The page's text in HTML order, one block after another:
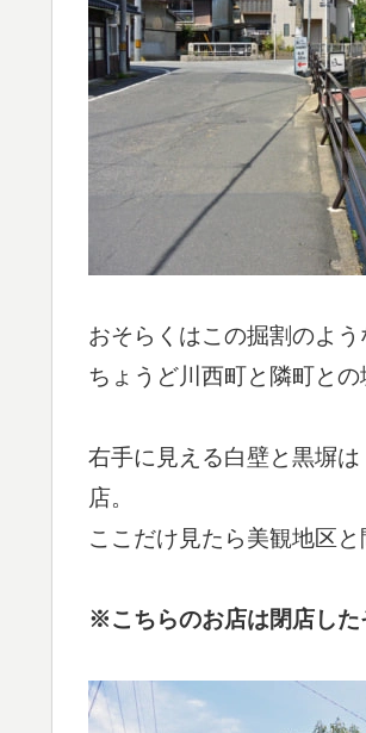
おそらくはこの掘割のよ
ちょうど川西町と隣町との
右手に見える白壁と黒塀
店。
ここだけ見たら美観地区
※こちらのお店は閉店した